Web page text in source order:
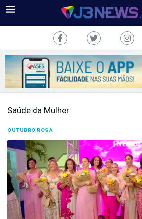
COLUNAS
FALE
CONOSCO
Copyright
2024
Saúde da Mulher
OUTUBRO ROSA